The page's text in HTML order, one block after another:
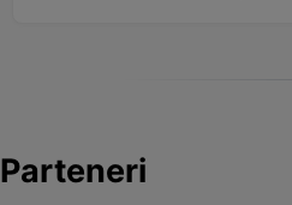
Parteneri